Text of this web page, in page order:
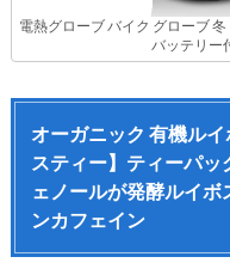
電熱グローブ バイク グローブ
バッテリー
オーガニック 有機ル
スティー】ティーパッ
ェノールが発酵ルイボ
ンカフェイン